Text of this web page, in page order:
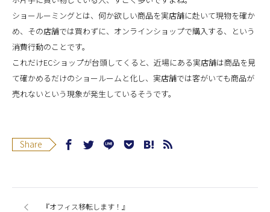
ショールーミングとは、何か欲しい商品を実店舗に赴いて現物を確か
め、その店舗では買わずに、オンラインショップで購入する、という
消費行動のことです。
これだけECショップが台頭してくると、近場にある実店舗は商品を見
て確かめるだけのショールームと化し、実店舗では客がいても商品が
売れないという現象が発生しているそうです。
Share
『オフィス移転します！』